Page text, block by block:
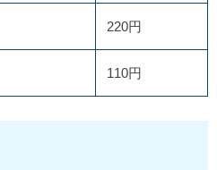
220円
110円